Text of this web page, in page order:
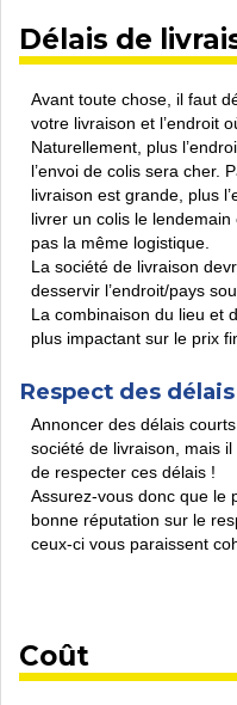
Délais de
Avant toute chose, il faut
votre livraison et l’endroit
Naturellement, plus
l’envoi de colis sera cher.
livraison est grande, plus
livrer un colis le
pas la même logistique.
La société de livraison
desservir l’endroit/pays
La combinaison du lieu et
plus impactant sur le prix
Respect des délais
Annoncer des délais
société de livraison, mais
de respecter ces délais !
Assurez-vous donc que le
bonne réputation sur le
ceux-ci vous paraissent
Coût